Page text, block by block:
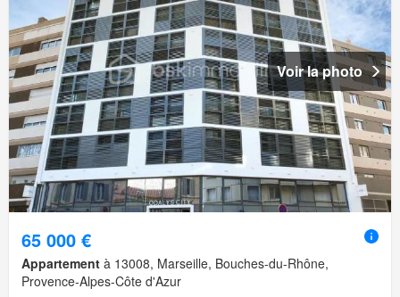
Voir la photo
65 000 €
Appartement à 13008, Marseille, Bouches-du-Rhône,
Provence-Alpes-Côte d'Azur